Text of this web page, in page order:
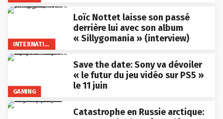
INTERNATIONAL
Loïc Nottet laisse son passé
derrière lui avec son album
« Sillygomania » (interview)
GAMING
Save the date: Sony va dévoiler
« le futur du jeu vidéo sur PS5 »
le 11 juin
Catastrophe en Russie arctique: